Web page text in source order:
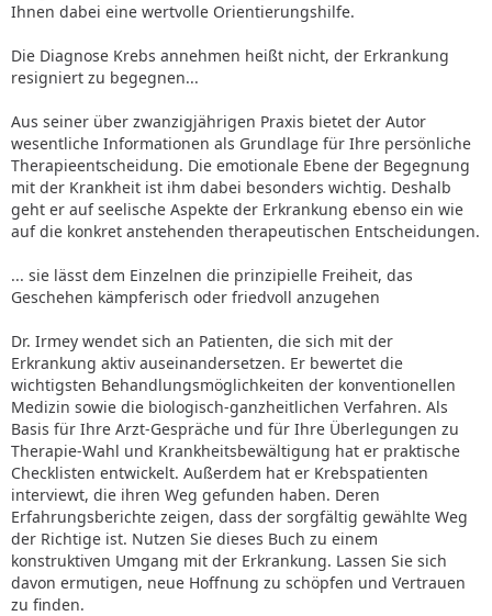
Ihnen dabei eine wertvolle Orientierungshilfe.
Die Diagnose Krebs annehmen heißt nicht, der Erkrankung
resigniert zu begegnen...
Aus seiner über zwanzigjährigen Praxis bietet der Autor
wesentliche Informationen als Grundlage für Ihre persönliche
Therapieentscheidung. Die emotionale Ebene der Begegnung
mit der Krankheit ist ihm dabei besonders wichtig. Deshalb
geht er auf seelische Aspekte der Erkrankung ebenso ein wie
auf die konkret anstehenden therapeutischen Entscheidungen.
... sie lässt dem Einzelnen die prinzipielle Freiheit, das
Geschehen kämpferisch oder friedvoll anzugehen
Dr. Irmey wendet sich an Patienten, die sich mit der
Erkrankung aktiv auseinandersetzen. Er bewertet die
wichtigsten Behandlungsmöglichkeiten der konventionellen
Medizin sowie die biologisch-ganzheitlichen Verfahren. Als
Basis für Ihre Arzt-Gespräche und für Ihre Überlegungen zu
Therapie-Wahl und Krankheitsbewältigung hat er praktische
Checklisten entwickelt. Außerdem hat er Krebspatienten
interviewt, die ihren Weg gefunden haben. Deren
Erfahrungsberichte zeigen, dass der sorgfältig gewählte Weg
der Richtige ist. Nutzen Sie dieses Buch zu einem
konstruktiven Umgang mit der Erkrankung. Lassen Sie sich
davon ermutigen, neue Hoffnung zu schöpfen und Vertrauen
zu finden.